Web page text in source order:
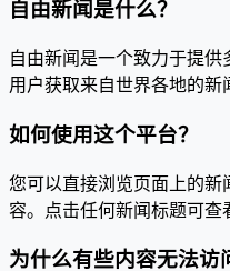
自由新闻是什么？
自由新闻是一个致力于提
用户获取来自世界各地的新
如何使用这个平台？
您可以直接浏览页面上的新
容。点击任何新闻标题可查
为什么有些内容无法访